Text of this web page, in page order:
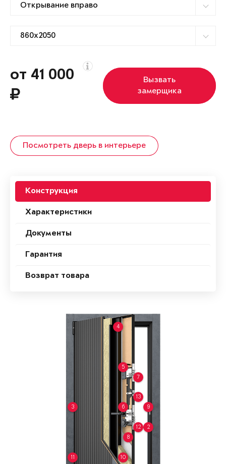
от 41 000
Вызвать
замерщика
Посмотреть дверь в интерьере
Конструкция
Характеристики
Документы
Гарантия
Возврат товара
2
3
4
5
6
7
8
9
10
11
12
13